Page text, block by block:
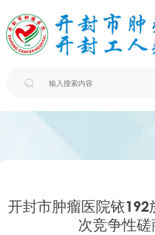

开封市肿瘤医院铱192
次竞争性